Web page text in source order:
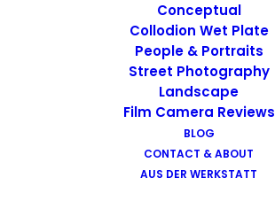
Conceptual
Collodion Wet Plate
People & Portraits
Street Photography
Landscape
Film Camera Reviews
BLOG
CONTACT & ABOUT
AUS DER WERKSTATT
Images tagged "lith"